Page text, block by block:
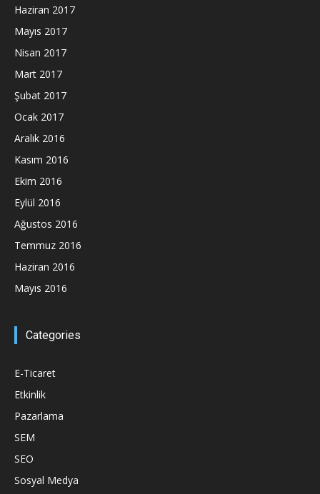
Haziran 2017
Mayıs 2017
Nisan 2017
Mart 2017
Şubat 2017
Ocak 2017
Aralık 2016
Kasım 2016
Ekim 2016
Eylül 2016
Ağustos 2016
Temmuz 2016
Haziran 2016
Mayıs 2016
Categories
E-Ticaret
Etkinlik
Pazarlama
SEM
SEO
Sosyal Medya